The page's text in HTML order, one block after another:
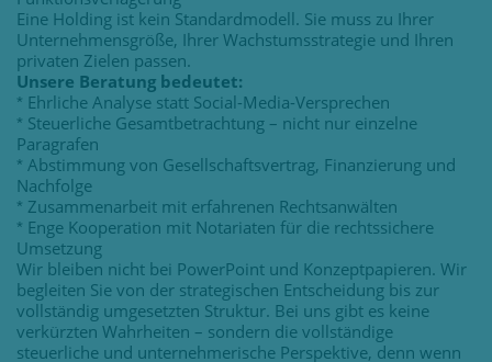
Eine Holding ist kein Standardmodell. Sie muss zu Ihrer
Unternehmensgröße, Ihrer Wachstumsstrategie und Ihren
privaten Zielen passen.
Unsere Beratung bedeutet:
* Ehrliche Analyse statt Social-Media-Versprechen
* Steuerliche Gesamtbetrachtung – nicht nur einzelne
Paragrafen
* Abstimmung von Gesellschaftsvertrag, Finanzierung und
Nachfolge
* Zusammenarbeit mit erfahrenen Rechtsanwälten
* Enge Kooperation mit Notariaten für die rechtssichere
Umsetzung
Wir bleiben nicht bei PowerPoint und Konzeptpapieren. Wir
begleiten Sie von der strategischen Entscheidung bis zur
vollständig umgesetzten Struktur. Bei uns gibt es keine
verkürzten Wahrheiten – sondern die vollständige
steuerliche und unternehmerische Perspektive, denn wenn